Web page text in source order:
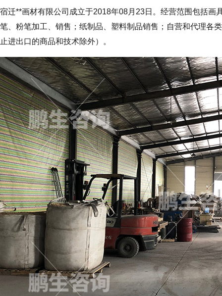
宿迁**画材有限公司成立于2018年08月23日。经营范围包括画
笔、粉笔加工、销售；纸制品、塑料制品销售；自营和代理各
止进出口的商品和技术除外）。